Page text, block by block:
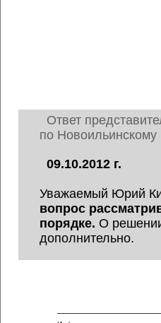
Ответ
по Новоильинскому
09.10.2012 г.
Уважаемый Юрий
вопрос
порядке. О
дополнительно.